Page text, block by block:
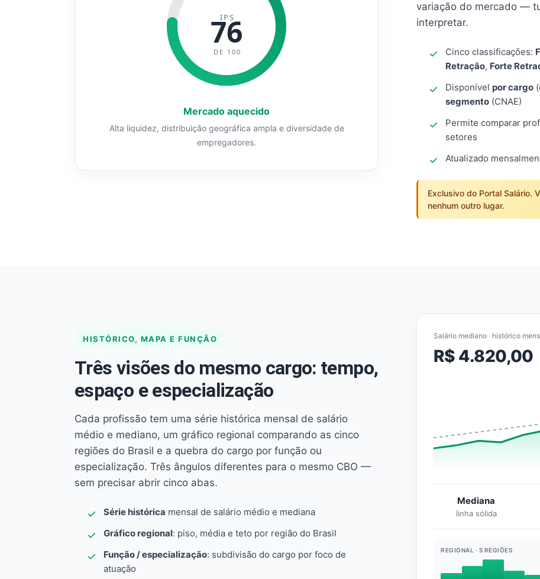
variação do mercado —
interpretar.
Cinco classificações:
Retração, Forte
Disponível por cargo
segmento (CNAE)
Permite comparar
setores
Atualizado
Exclusivo do Portal Salário.
nenhum outro lugar.
IPS
76
DE 100
Mercado aquecido
Alta liquidez, distribuição geográfica ampla e diversidade de
empregadores.
HISTÓRICO, MAPA E FUNÇÃO
Três visões do mesmo cargo: tempo,
espaço e especialização
Cada profissão tem uma série histórica mensal de salário
médio e mediano, um gráfico regional comparando as cinco
regiões do Brasil e a quebra do cargo por função ou
especialização. Três ângulos diferentes para o mesmo CBO —
sem precisar abrir cinco abas.
Série histórica mensal de salário médio e mediana
Gráfico regional: piso, média e teto por região do Brasil
Função / especialização: subdivisão do cargo por foco de
atuação
Salário mediano · histórico
R$ 4.820,00
Mediana
linha sólida
REGIONAL · 5 REGIÕES